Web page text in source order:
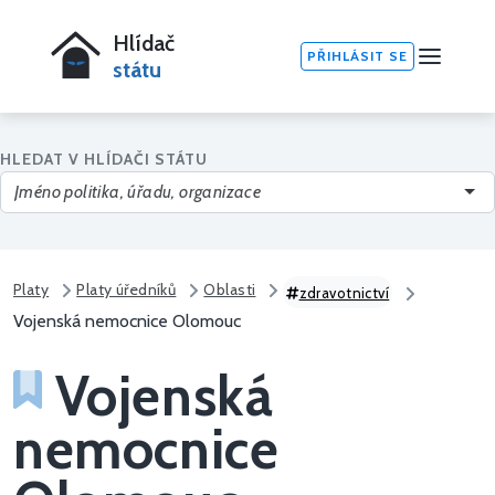
Hlídač
státu
PŘIHLÁSIT SE
HLEDAT V HLÍDAČI STÁTU
Platy Platy úředníků Oblasti zdravotnictví
Vojenská nemocnice Olomouc
Vojenská
nemocnice